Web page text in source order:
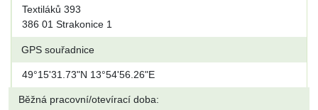
Textiláků 393
386 01 Strakonice 1
GPS souřadnice
49°15'31.73"N 13°54'56.26"E
Běžná pracovní/otevírací doba: